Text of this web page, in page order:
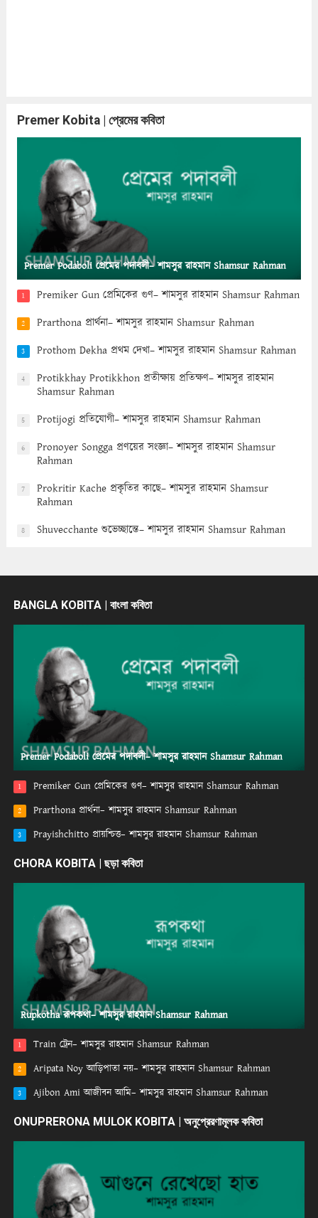
Premer Kobita | প্রেমের কবিতা
Premer Podaboli প্রেমের পদাবলী– শামসুর রাহমান Shamsur Rahman
1 Premiker Gun প্রেমিকের গুণ– শামসুর রাহমান Shamsur Rahman
2 Prarthona প্রার্থনা– শামসুর রাহমান Shamsur Rahman
3 Prothom Dekha প্রথম দেখা– শামসুর রাহমান Shamsur Rahman
4
Protikkhay Protikkhon প্রতীক্ষায় প্রতিক্ষণ– শামসুর রাহমান
Shamsur Rahman
5 Protijogi প্রতিযোগী– শামসুর রাহমান Shamsur Rahman
6
Pronoyer Songga প্রণয়ের সংজ্ঞা– শামসুর রাহমান Shamsur
Rahman
7
Prokritir Kache প্রকৃতির কাছে– শামসুর রাহমান Shamsur
Rahman
8 Shuvecchante শুভেচ্ছান্তে– শামসুর রাহমান Shamsur Rahman
BANGLA KOBITA | বাংলা কবিতা
Premer Podaboli প্রেমের পদাবলী– শামসুর রাহমান Shamsur Rahman
1 Premiker Gun প্রেমিকের গুণ– শামসুর রাহমান Shamsur Rahman
2 Prarthona প্রার্থনা– শামসুর রাহমান Shamsur Rahman
3 Prayishchitto প্রায়শ্চিত্ত– শামসুর রাহমান Shamsur Rahman
CHORA KOBITA | ছড়া কবিতা
Rupkotha রূপকথা– শামসুর রাহমান Shamsur Rahman
1 Train ট্রেন– শামসুর রাহমান Shamsur Rahman
2 Aripata Noy আড়িপাতা নয়– শামসুর রাহমান Shamsur Rahman
3 Ajibon Ami আজীবন আমি– শামসুর রাহমান Shamsur Rahman
ONUPRERONA MULOK KOBITA | অনুপ্রেরণামূলক কবিতা